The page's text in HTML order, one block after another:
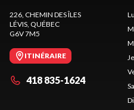
226, CHEMIN DES ÎLES
LÉVIS, QUÉBEC
G6V 7M5
ITINÉRAIRE
418 835-1624